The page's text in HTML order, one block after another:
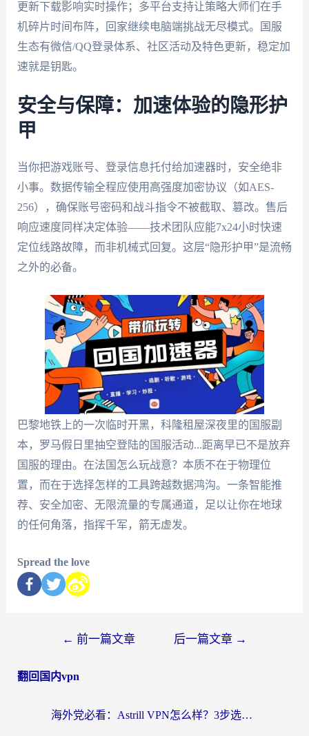
更新下载影响实时操作；多平台支持让策略大师们在手
机碎片时间布阵，回家继续电脑端挑战无尽模式。国服
生态有微信/QQ登录体系、社区活动及特色更新，稳定加
速就是钥匙。
安全与保障：加速体验的隐形护
甲
当你把游戏账号、登录信息托付给加速器时，安全绝非
小事。数据传输全程应使用高强度加密协议（如AES-
256），确保账号密码和战斗指令不被截取、篡改。售后
响应速度同样决定体验——技术团队应能7x24小时快速
定位线路故障，而非机械式回复。这层“隐形护甲”是流畅
之外的必备。
巴黎地铁上的一次临时开黑，科隆租屋深夜里的国服副
本，罗马假日里抽空登陆的国服活动...距离早已不是放弃
国服的理由。在法国怎么玩战意？本质不在于物理位
置，而在于选择怎样的工具跨越数据鸿沟。一条智能推
荐、安全加密、无限流量的专属通道，足以让你在地球
的任何角落，指挥千军，箭无虚发。
Spread the love
← 前一篇文章 后一篇文章 →
翻回国内vpn
海外党必看：Astrill VPN怎么样？3步选对回国加速器实现无缝刷剧玩游戏